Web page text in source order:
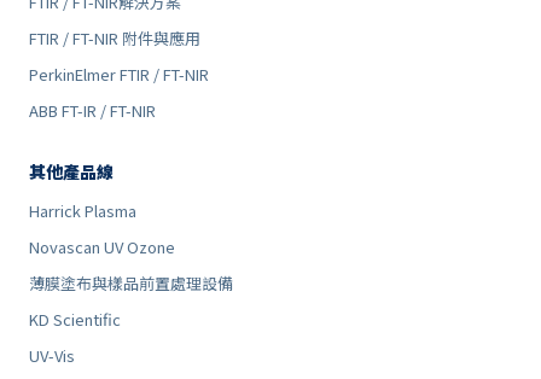
FTIR / FT-NIR 附件與應用
PerkinElmer FTIR / FT-NIR
ABB FT-IR / FT-NIR
其他產品線
Harrick Plasma
Novascan UV Ozone
薄膜塗布與樣品前置處理設備
KD Scientific
UV-Vis